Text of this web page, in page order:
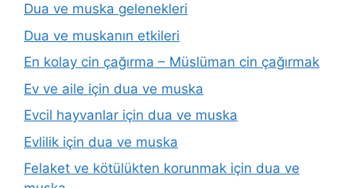
Dua ve muska gelenekleri
Dua ve muskanın etkileri
En kolay cin çağırma – Müslüman cin çağırmak
Ev ve aile için dua ve muska
Evcil hayvanlar için dua ve muska
Evlilik için dua ve muska
Felaket ve kötülükten korunmak için dua ve